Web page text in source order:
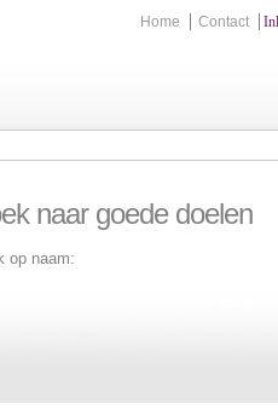
Home Contact
naar goede doelen
op naam: